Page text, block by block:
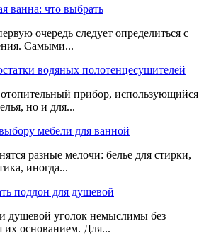
ванна: что выбрать
очередь следует определиться с
Самыми...
водяных полотенцесушителей
прибор, использующийся
но и для...
мебели для ванной
разные мелочи: белье для стирки,
иногда...
поддон для душевой
душевой уголок немыслимы без
их основанием. Для...